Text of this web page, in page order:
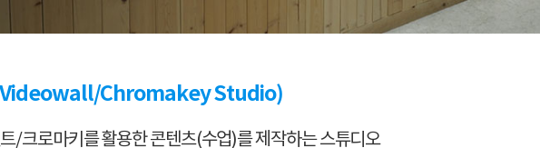
(Videowall/Chromakey Studio)
/크로마키를 활용한 콘텐츠(수업)를 제작하는 스튜디오